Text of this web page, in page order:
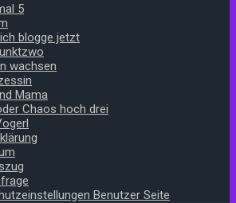
5
blogge jetzt
wachsen
Mama
Chaos hoch drei
Benutzer Seite